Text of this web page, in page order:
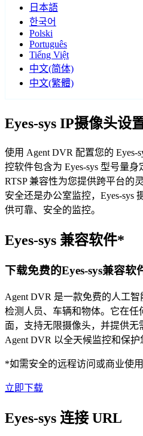
日本語
한국어
Polski
Português
Tiếng Việt
中文(简体)
中文(繁體)
Eyes-sys IP摄像头设
使用 Agent DVR 配置您的 Eyes-
控软件包含为 Eyes-sys 型号量
RTSP 兼容性为您提供跨平台的
安全还是办公室监控，Eyes-sys
供可靠、安全的监控。
Eyes-sys 兼容软件*
下载免费的Eyes-sys兼容软
Agent DVR 是一款免费的人工
检测人员、车辆和物体。它在任
面，支持无限摄像头，并提供
Agent DVR 以全天候监控和保护
*如需安全的远程访问或商业使
立即下载
Eyes-sys 连接 URL